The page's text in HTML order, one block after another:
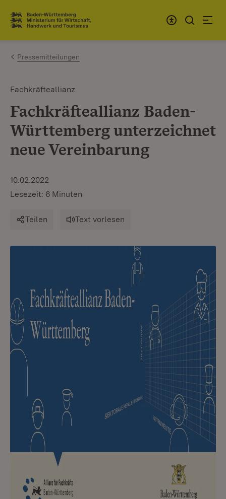
Zum Inhalt springen
Link zur Startseite
Pressemitteilungen
Fachkräfteallianz
Fachkräfteallianz Baden-
Württemberg unterzeichnet
neue Vereinbarung
10.02.2022
Lesezeit: 6 Minuten
Teilen Text vorlesen